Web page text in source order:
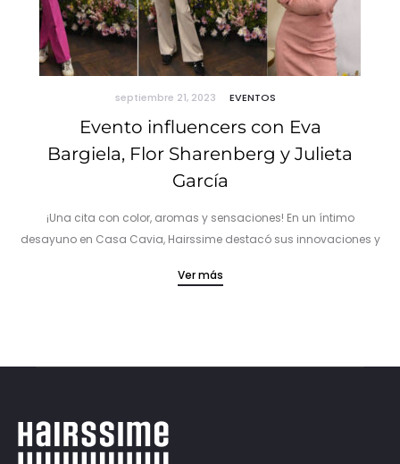
septiembre 21, 2023 EVENTOS
Evento influencers con Eva
Bargiela, Flor Sharenberg y Julieta
García
¡Una cita con color, aromas y sensaciones! En un íntimo
desayuno en Casa Cavia, Hairssime destacó sus innovaciones y
reunió…
Ver más